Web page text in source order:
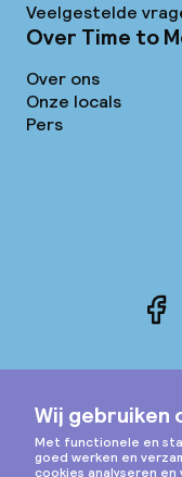
Veelgestelde
Over Time to
Over ons
Onze locals
Pers